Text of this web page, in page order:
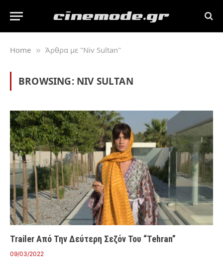
Home » Άρθρα με "Niv Sultan"
BROWSING: NIV SULTAN
Trailer Από Την Δεύτερη Σεζόν Του “Tehran”
09/03/2022